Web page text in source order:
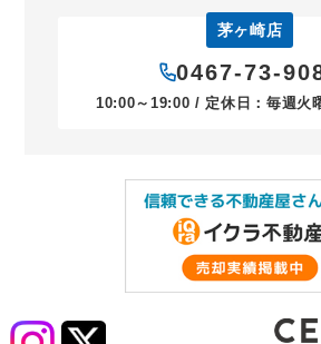
茅ヶ崎店
0467-73-
10:00～19:00 / 定休日：毎週火